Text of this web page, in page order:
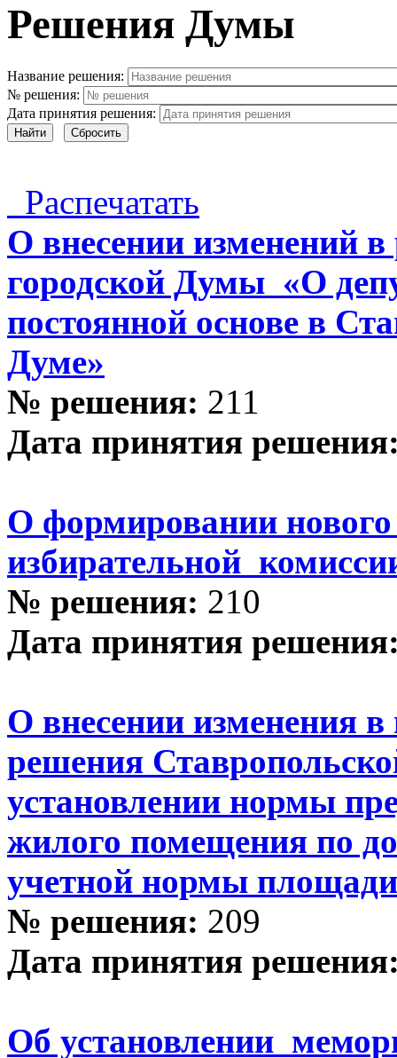
Решения Думы
Название решения:
№ решения:
Дата принятия решения:
Найти Сбросить
Распечатать
О внесении изменений
городской Думы «О
постоянной основе в
Думе»
№ решения: 211
Дата принятия
О формировании нового
избирательной
№ решения: 210
Дата принятия
О внесении изменения
решения
установлении нормы
жилого помещения по
учетной нормы
№ решения: 209
Дата принятия
Об установлении